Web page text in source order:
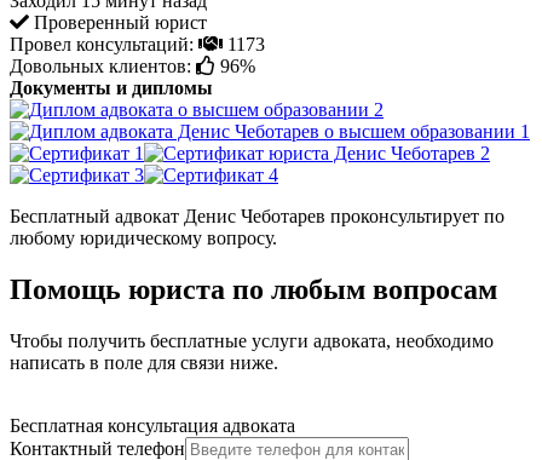
Проверенный юрист
Провел консультаций:
1173
Довольных клиентов:
96%
Документы и дипломы
Бесплатный адвокат Денис Чеботарев проконсультирует по
любому юридическому вопросу.
Помощь юриста по любым вопросам
Чтобы получить бесплатные услуги адвоката, необходимо
написать в поле для связи ниже.
Бесплатная консультация адвоката
Контактный телефон